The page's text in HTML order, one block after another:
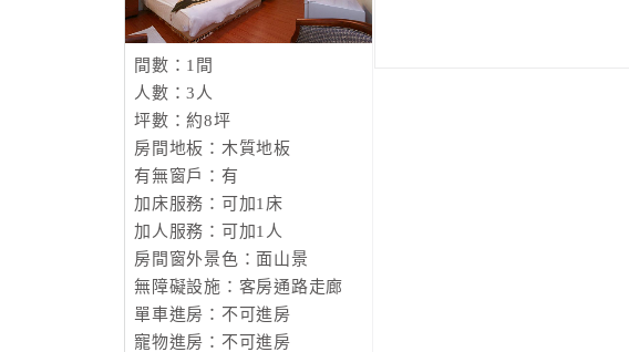
間數：1間
人數：3人
坪數：約8坪
房間地板：木質地板
有無窗戶：有
加床服務：可加1床
加人服務：可加1人
房間窗外景色：面山景
無障礙設施：客房通路走廊
單車進房：不可進房
寵物進房：不可進房